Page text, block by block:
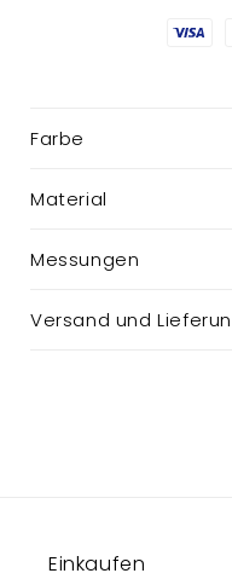
Farbe
Material
Messungen
Versand und
Einkaufen